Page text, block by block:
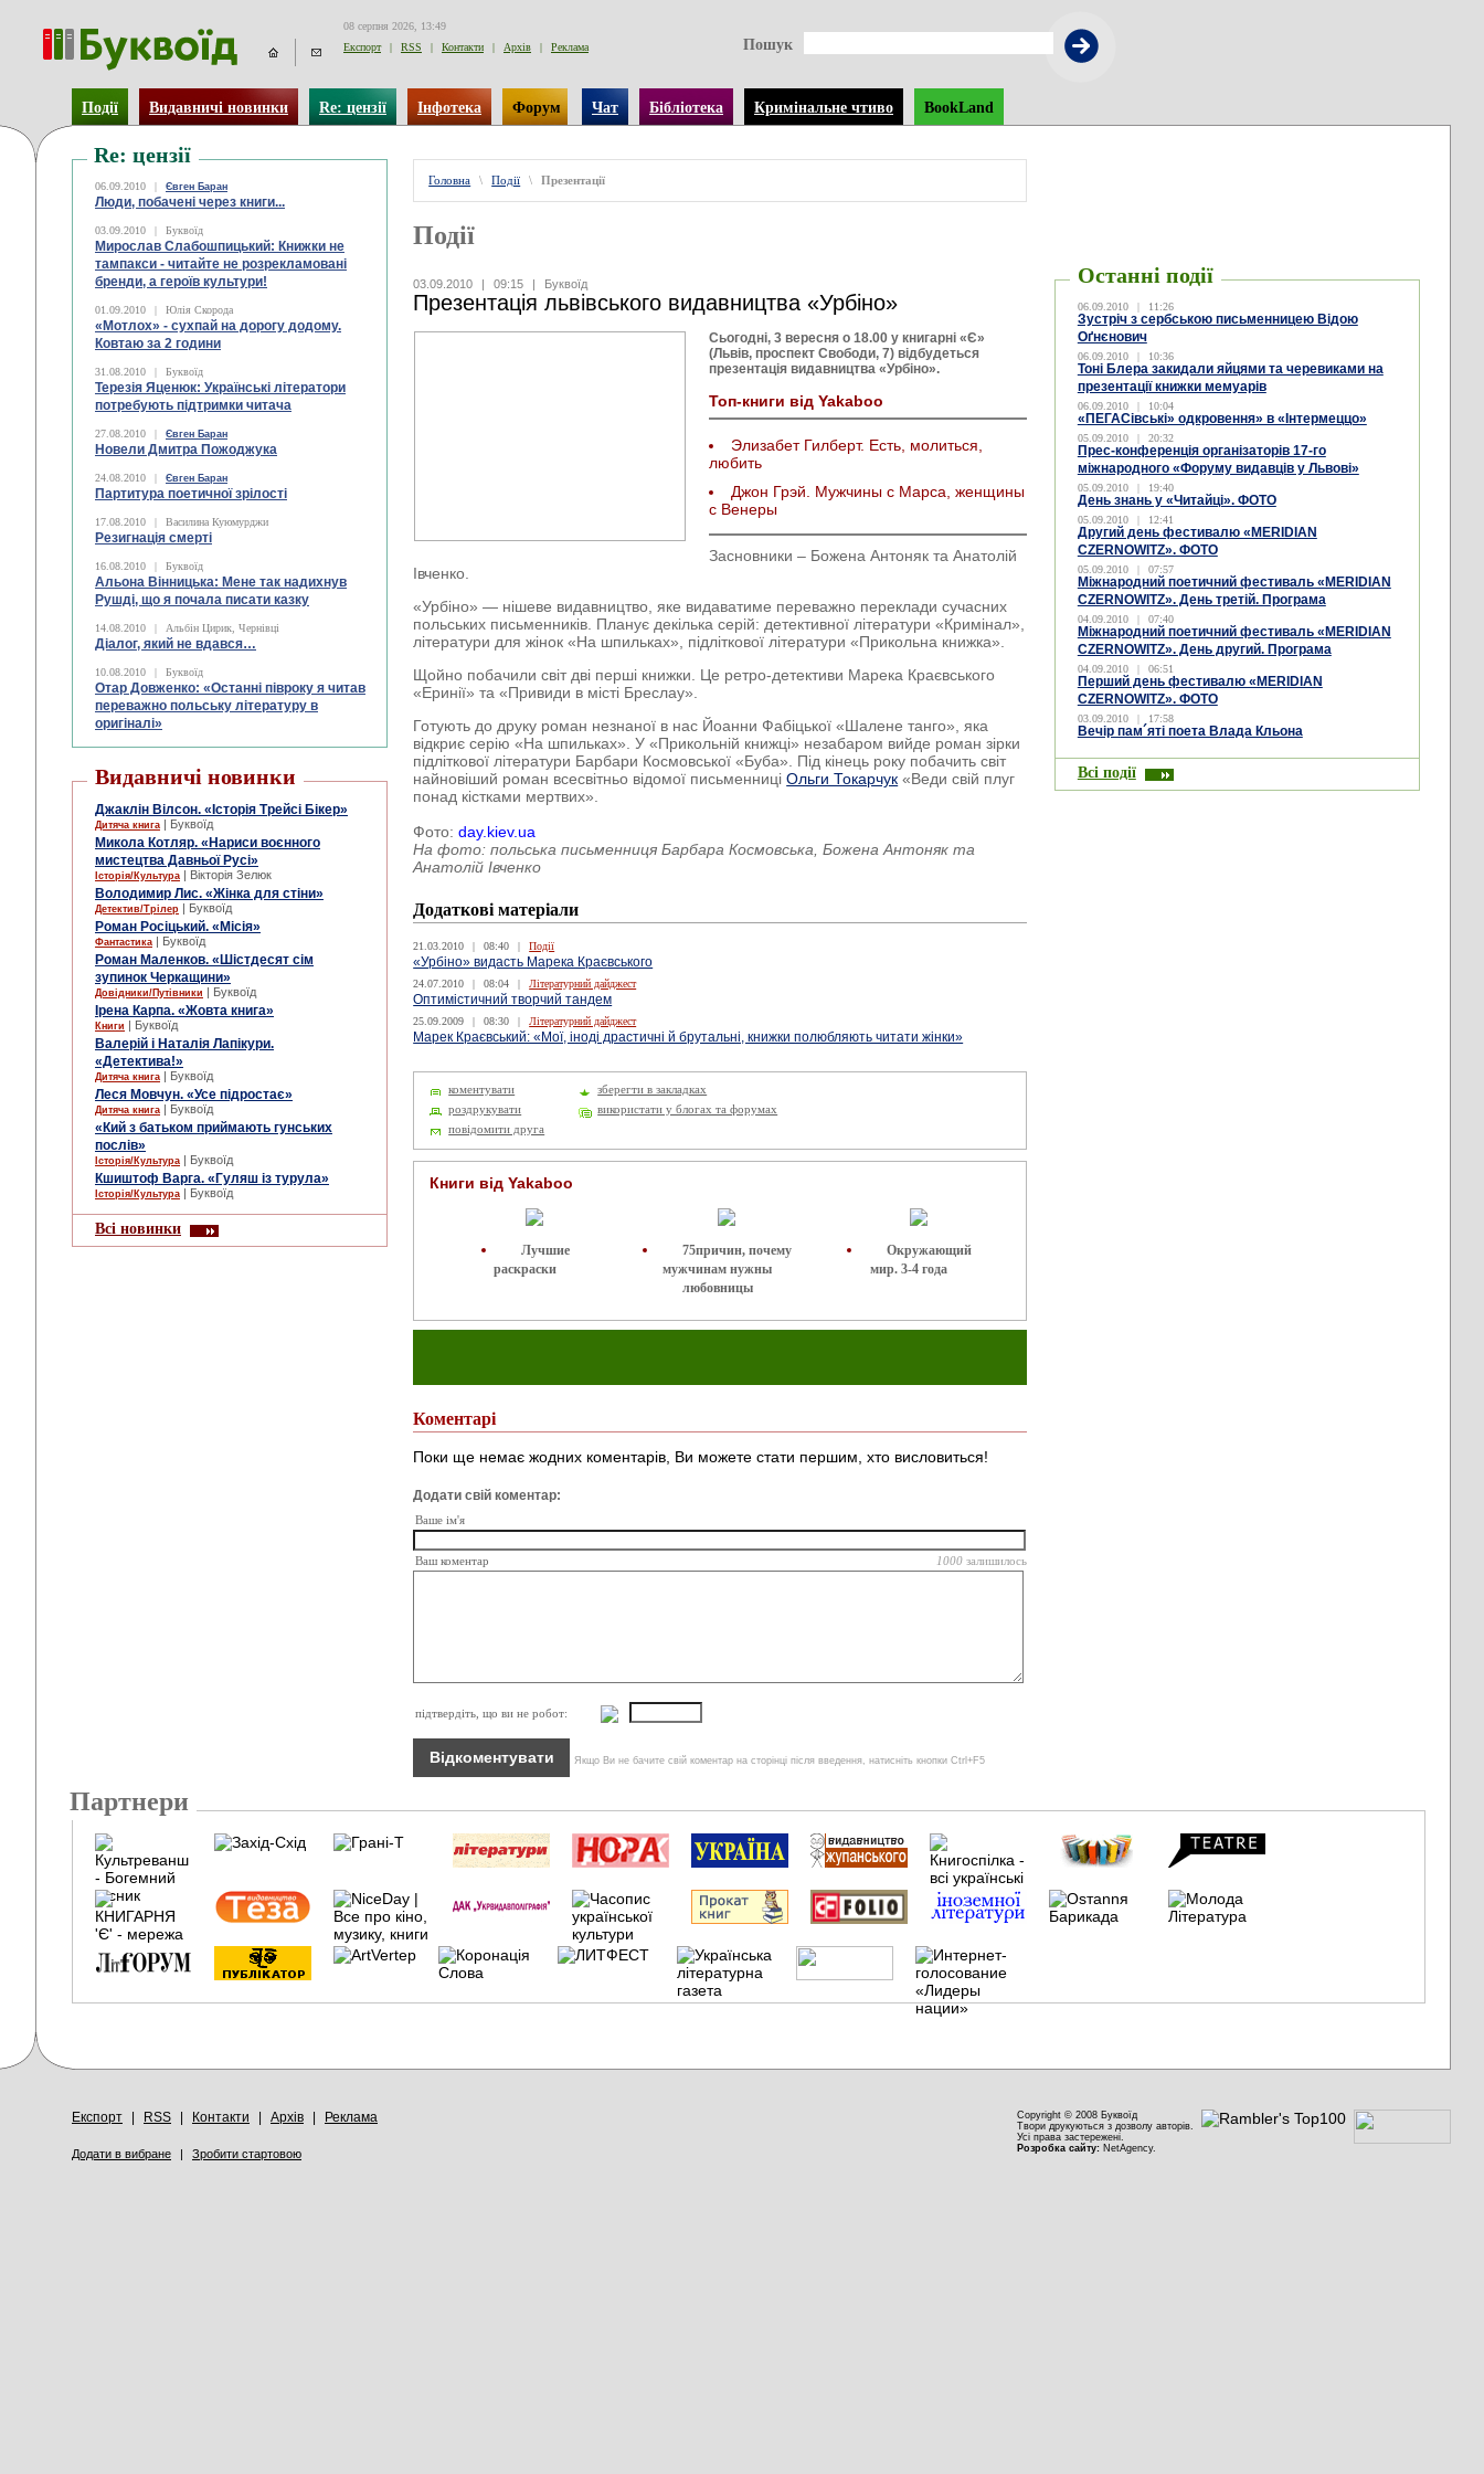
08 серпня 2026, 13:49
Експорт
| RSS | Контакти | Архів | Реклама Пошук
Події Видавничі новинки Re: цензії Інфотека Форум Чат Бібліотека Кримінальне чтиво BookLand
Re: цензії
06.09.2010 | Євген Баран
Люди, побачені через книги...
03.09.2010 | Буквоїд
Мирослав Слабошпицький: Книжки не
тампакси - читайте не розрекламовані
бренди, а героїв культури!
01.09.2010 | Юлія Скорода
«Мотлох» - сухпай на дорогу додому.
Ковтаю за 2 години
31.08.2010 | Буквоїд
Терезія Яценюк: Українські літератори
потребують підтримки читача
27.08.2010 | Євген Баран
Новели Дмитра Пожоджука
24.08.2010 | Євген Баран
Партитура поетичної зрілості
17.08.2010 | Василина Куюмурджи
Резигнація смерті
16.08.2010 | Буквоїд
Альона Вінницька: Мене так надихнув
Рушді, що я почала писати казку
14.08.2010 | Альбін Цирик, Чернівці
Діалог, який не вдався…
10.08.2010 | Буквоїд
Отар Довженко: «Останні півроку я читав
переважно польську літературу в
оригіналі»
Видавничі новинки
Джаклін Вілсон. «Історія Трейсі Бікер»
Дитяча книга | Буквоїд
Микола Котляр. «Нариси воєнного
мистецтва Давньої Русі»
Історія/Культура | Вікторія Зелюк
Володимир Лис. «Жінка для стіни»
Детектив/Трілер | Буквоїд
Роман Росіцький. «Місія»
Фантастика | Буквоїд
Роман Маленков. «Шістдесят сім
зупинок Черкащини»
Довідники/Путівники | Буквоїд
Ірена Карпа. «Жовта книга»
Книги | Буквоїд
Валерій і Наталія Лапікури.
«Детектива!»
Дитяча книга | Буквоїд
Леся Мовчун. «Усе підростає»
Дитяча книга | Буквоїд
«Кий з батьком приймають гунських
послів»
Історія/Культура | Буквоїд
Кшиштоф Варга. «Гуляш із турула»
Історія/Культура | Буквоїд
Всі новинки
Головна \ Події \ Презентації
Події
03.09.2010 | 09:15 | Буквоїд
Презентація львівського видавництва «Урбіно»
Сьогодні, 3 вересня о 18.00 у книгарні «Є»
(Львів, проспект Свободи, 7) відбудеться
презентація видавництва «Урбіно».
Топ-книги від Yakaboo
Элизабет Гилберт. Есть, молиться,
любить
Джон Грэй. Мужчины с Марса, женщины
с Венеры
Засновники – Божена Антоняк та Анатолій
Івченко.
«Урбіно» — нішеве видавництво, яке видаватиме переважно переклади сучасних
польських письменників. Планує декілька серій: детективної літератури «Кримінал»,
літератури для жінок «На шпильках», підліткової літератури «Прикольна книжка».
Щойно побачили світ дві перші книжки. Це ретро-детективи Марека Краєвського
«Еринії» та «Привиди в місті Бреслау».
Готують до друку роман незнаної в нас Йоанни Фабіцької «Шалене танго», яка
відкриє серію «На шпильках». У «Прикольній книжці» незабаром вийде роман зірки
підліткової літератури Барбари Космовської «Буба». Під кінець року побачить світ
найновіший роман всесвітньо відомої письменниціОльги Токарчук «Веди свій плуг
понад кістками мертвих».
Фото:day.kiev.ua
На фото: польська письменниця Барбара Космовська, Божена Антоняк та
Анатолій Івченко
Додаткові матеріали
21.03.2010 | 08:40 | Події
«Урбіно» видасть Марека Краєвського
24.07.2010 | 08:04 | Літературний дайджест
Оптимістичний творчий тандем
25.09.2009 | 08:30 | Літературний дайджест
Марек Краєвський: «Мої, іноді драстичні й брутальні, книжки полюбляють читати жінки»
коментувати
зберегти в закладках
роздрукувати
використати у блогах та форумах
повідомити друга
Книги від Yakaboo
Лучшие
раскраски
75причин, почему
мужчинам нужны
любовницы
Окружающий
мир. 3-4 года
Коментарі
Поки ще немає жодних коментарів, Ви можете стати першим, хто висловиться!
Додати свій коментар:
Ваше ім'я
1000 залишилось
Ваш коментар
підтвердіть, що ви не робот:
Якщо Ви не бачите свій коментар на сторінці після введення, натисніть кнопки Ctrl+F5
Останні події
06.09.2010 | 11:26
Зустріч з сербською письменницею Відою
Оґнєнович
06.09.2010 | 10:36
Тоні Блера закидали яйцями та черевиками на
презентації книжки мемуарів
06.09.2010 | 10:04
«ПЕГАСівські» одкровення» в «Інтермеццо»
05.09.2010 | 20:32
Прес-конференція організаторів 17-го
міжнародного «Форуму видавців у Львові»
05.09.2010 | 19:40
День знань у «Читайці». ФОТО
05.09.2010 | 12:41
Другий день фестивалю «MERIDIAN
CZERNOWITZ». ФОТО
05.09.2010 | 07:57
Міжнародний поетичний фестиваль «MERIDIAN
CZERNOWITZ». День третій. Програма
04.09.2010 | 07:40
Міжнародний поетичний фестиваль «MERIDIAN
CZERNOWITZ». День другий. Програма
04.09.2010 | 06:51
Перший день фестивалю «MERIDIAN
CZERNOWITZ». ФОТО
03.09.2010 | 17:58
Вечір пам´яті поета Влада Кльона
Всі події
Партнери
Copyright © 2008 Буквоїд
Твори друкуються з дозволу авторів.
Усі права застережені.
Розробка сайту: NetAgency.
Експорт RSS Контакти Архів Реклама
Додати в вибране | Зробити стартовою